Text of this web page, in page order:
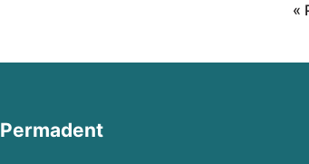
«
Permadent